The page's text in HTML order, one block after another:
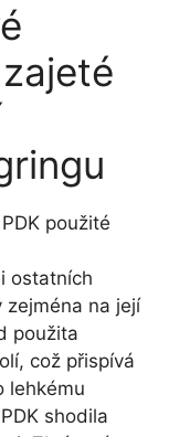
použité
ostatních
zejména na její
použita
což přispívá
lehkému
shodila